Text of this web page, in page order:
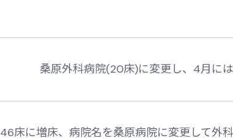
桑原外科病院(20床)に変更し、4月に
46床に増床、病院名を桑原病院に変更して外